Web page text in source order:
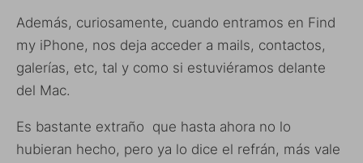
Además, curiosamente, cuando entramos en Find
my iPhone, nos deja acceder a mails, contactos,
galerías, etc, tal y como si estuviéramos delante
del Mac.
Es bastante extraño que hasta ahora no lo
hubieran hecho, pero ya lo dice el refrán, más vale